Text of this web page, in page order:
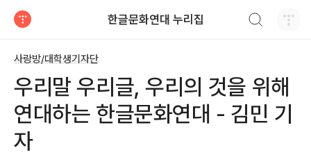
한글문화연대 누리집
사랑방/대학생기자단
우리말 우리글, 우리의 것을 위해
연대하는 한글문화연대 - 김민 기
자